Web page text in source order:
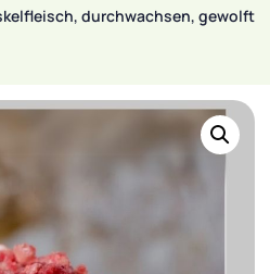
durchwachsen, gewolft